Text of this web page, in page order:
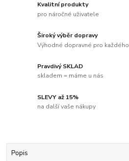
Kvalitní produkty
pro náročné uživatele
Široký výběr dopravy
Výhodné dopravné pro každého
Pravdivý SKLAD
skladem = máme u nás
SLEVY až 15%
na další vaše nákupy
Popis